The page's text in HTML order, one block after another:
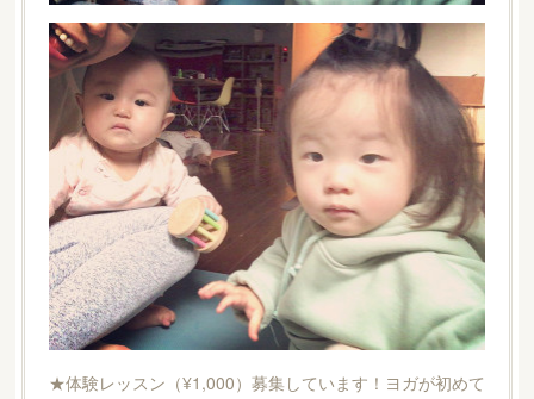
★体験レッスン（¥1,000）募集しています！ヨガが初めて